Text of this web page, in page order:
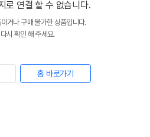
로 연결 할 수 없습니다.
거나 구매 불가한 상품입니다.
시 확인 해 주세요.
홈 바로가기